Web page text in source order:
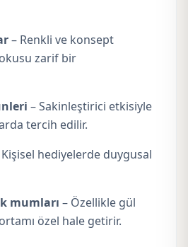
– Renkli ve konsept
zarif bir
– Sakinleştirici etkisiyle
tercih edilir.
Kişisel hediyelerde duygusal
mumları – Özellikle gül
özel hale getirir.